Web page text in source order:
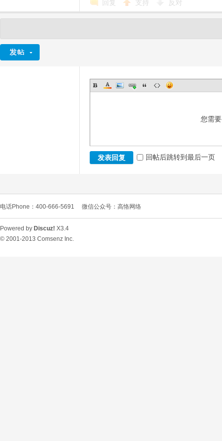
回复 支持 反对
您需
发表回复 回帖后跳转到最后一页
电话Phone：400-666-5691 微信公众号：高恪网络
Powered by Discuz! X3.4
© 2001-2013 Comsenz Inc.